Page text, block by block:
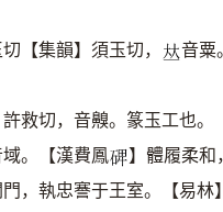
【集韻】須玉切， 𠀤音粟
救切，音齅。篆玉工也。
。【漢費鳳𥓓 】體履柔和
，執忠謇于王室。【易林